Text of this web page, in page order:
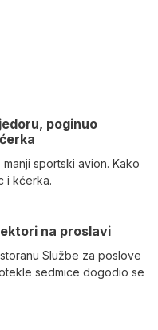
poginuo
sportski avion. Kako
i kćerka.
na proslavi
Službe za poslove
sedmice dogodio se